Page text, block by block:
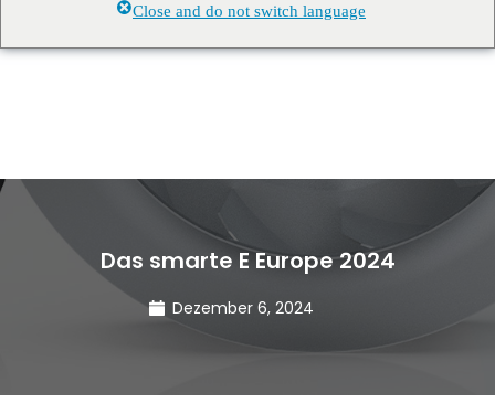
Close and do not switch language
Das smarte E Europe 2024
Dezember 6, 2024